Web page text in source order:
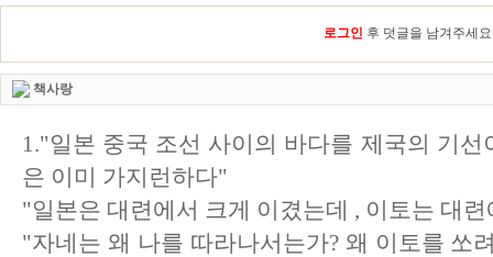
로그인 후 덧글을 남겨주세요
책사랑
1."일본 중국 조선 사이의 바다를 제국의 기
은 이미 가지런하다"
"일본은 대련에서 크게 이겼는데 , 이토는 대
"자네는 왜 나를 따라나서는가? 왜 이토를 쏘